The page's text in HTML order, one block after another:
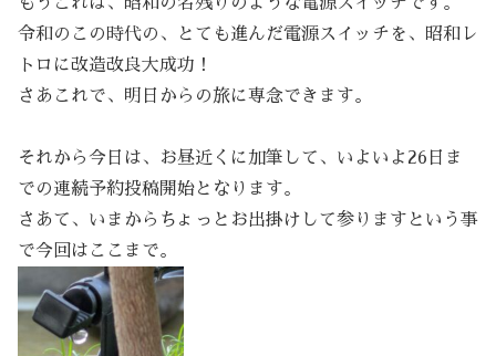
もうこれは、昭和の名残りのような電源スイッチです。
令和のこの時代の、とても進んだ電源スイッチを、昭和レ
トロに改造改良大成功！
さあこれで、明日からの旅に専念できます。
それから今日は、お昼近くに加筆して、いよいよ26日ま
での連続予約投稿開始となります。
さあて、いまからちょっとお出掛けして参りますという事
で今回はここまで。